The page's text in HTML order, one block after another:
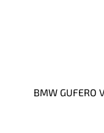
BMW GUFERO